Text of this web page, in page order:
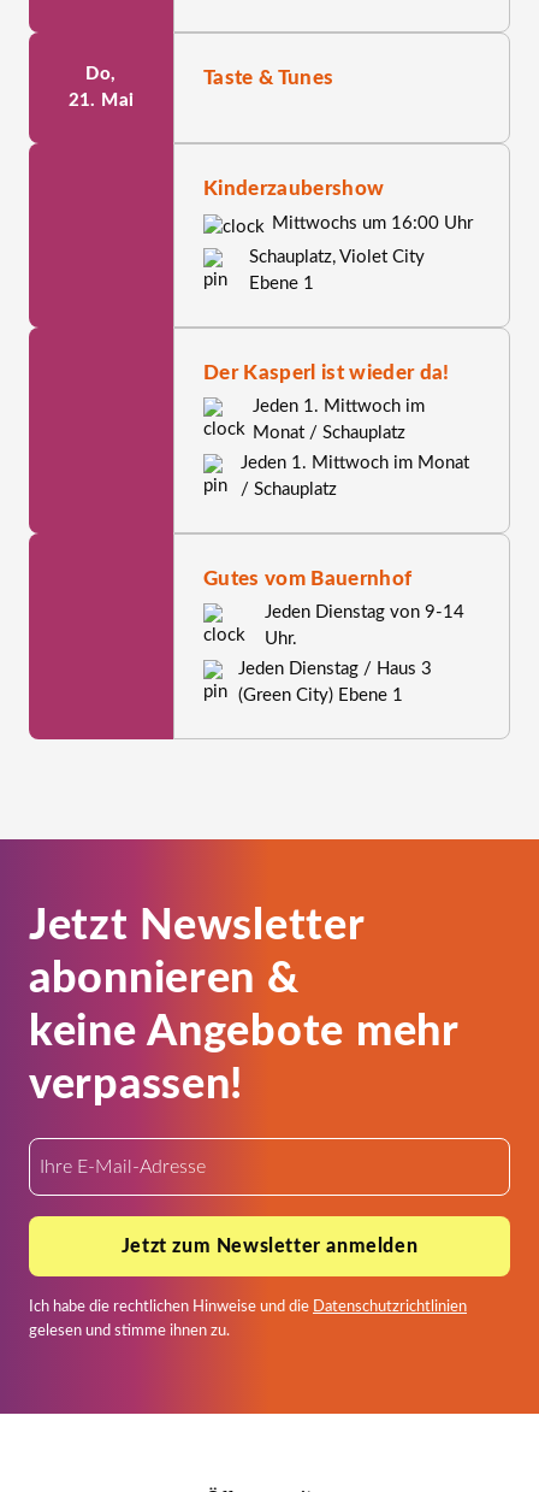
Do,
21. Mai
Taste & Tunes
Kinderzaubershow
Mittwochs um 16:00 Uhr
Schauplatz, Violet City
Ebene 1
Der Kasperl ist wieder da!
Jeden 1. Mittwoch im
Monat / Schauplatz
Jeden 1. Mittwoch im Monat
/ Schauplatz
Gutes vom Bauernhof
Jeden Dienstag von 9-14
Uhr.
Jeden Dienstag / Haus 3
(Green City) Ebene 1
Jetzt Newsletter
abonnieren &
keine Angebote mehr
verpassen!
Jetzt zum Newsletter anmelden
Ich habe die rechtlichen Hinweise und die Datenschutzrichtlinien
gelesen und stimme ihnen zu.